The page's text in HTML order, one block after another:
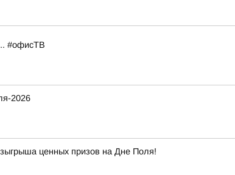
#офисТВ
2026
ценных призов на Дне Поля!